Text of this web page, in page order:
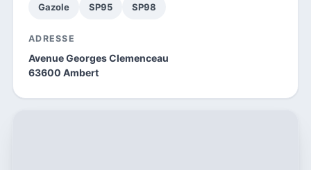
Gazole SP95 SP98
ADRESSE
Avenue Georges Clemenceau
63600 Ambert